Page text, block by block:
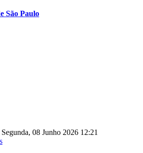
São Paulo
08 Junho 2026 12:21